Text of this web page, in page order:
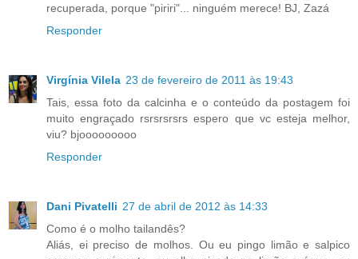
recuperada, porque "piriri"... ninguém merece! BJ, Zazá
Responder
Virgínia Vilela 23 de fevereiro de 2011 às 19:43
Tais, essa foto da calcinha e o conteúdo da postagem foi
muito engraçado rsrsrsrsrs espero que vc esteja melhor,
viu? bjooooooooo
Responder
Dani Pivatelli 27 de abril de 2012 às 14:33
Como é o molho tailandês?
Aliás, ei preciso de molhos. Ou eu pingo limão e salpico